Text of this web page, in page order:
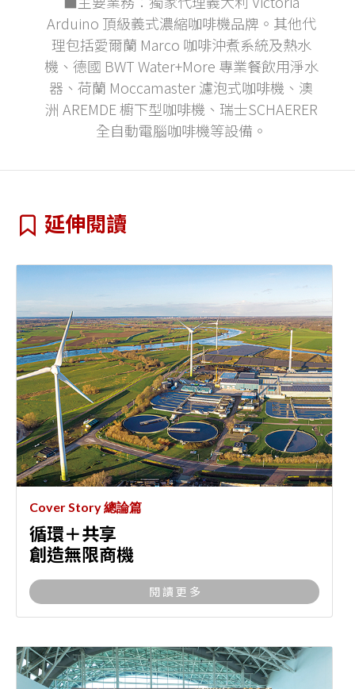
Arduino 頂級義式濃縮咖啡機品牌。其他代
理包括愛爾蘭 Marco 咖啡沖煮系統及熱水
機、德國 BWT Water+More 專業餐飲用淨水
器、荷蘭 Moccamaster 濾泡式咖啡機、澳
洲 AREMDE 櫥下型咖啡機、瑞士SCHAERER
全自動電腦咖啡機等設備。
延伸閱讀
Cover Story 總論篇
循環＋共享
創造無限商機
閱 讀 更 多